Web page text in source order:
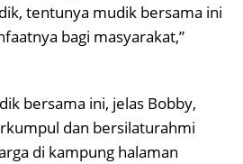
tentunya mudik bersama ini
bagi masyarakat,”
bersama ini, jelas Bobby,
dan bersilaturahmi
di kampung halaman